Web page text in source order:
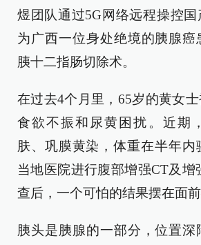
煜团队通过5G网络远程操控国
为广西一位身处绝境的胰腺癌
胰十二指肠切除术。
在过去4个月里，65岁的黄女士
食欲不振和尿黄困扰。近期
肤、巩膜黄染，体重在半年内
当地医院进行腹部增强CT及增
查后，一个可怕的结果摆在面
胰头是胰腺的一部分，位置